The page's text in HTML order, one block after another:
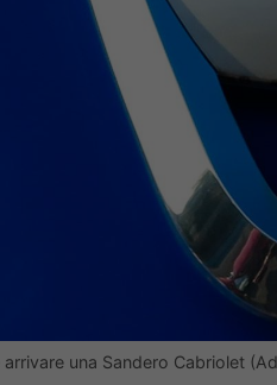
una Sandero Cabriolet